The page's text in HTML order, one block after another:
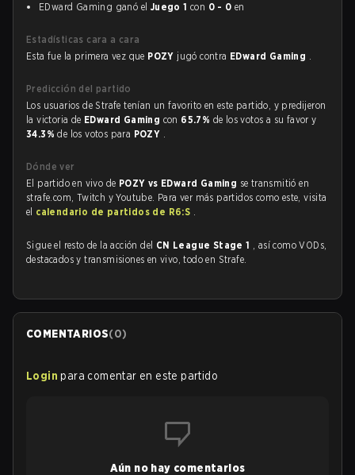
EDward Gaming ganó el Juego 1 con 0 - 0 en
Estadísticas cara a cara
Esta fue la primera vez que POZY jugó contra EDward Gaming .
Predicción del partido
Los usuarios de Strafe tenían un favorito en este partido, y predijeron
la victoria de EDward Gaming con 65.7% de los votos a su favor y
34.3%de los votos para POZY .
Dónde ver
El partido en vivo de POZY vs EDward Gaming se transmitió en
strafe.com, Twitch y Youtube. Para ver más partidos como este, visita
el calendario de partidos de R6:S .
Sigue el resto de la acción del CN League Stage 1 , así como VODs,
destacados y transmisiones en vivo, todo en Strafe.
COMENTARIOS(0)
Login para comentar en este partido
Aún no hay comentarios